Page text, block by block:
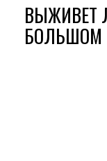
ВЫЖИВЕТ
БОЛЬШОМ